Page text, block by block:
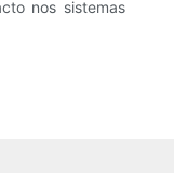
nos sistemas